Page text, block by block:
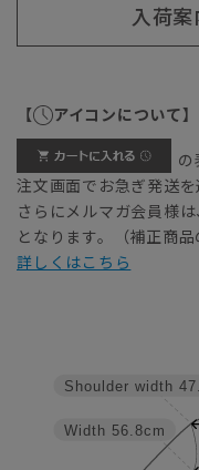
入荷
【 アイコンについて】
の
注文画面でお急ぎ発送を
さらにメルマガ会員様
となります。（補正商品
詳しくはこちら
Width 56.8cm
Shoulder width